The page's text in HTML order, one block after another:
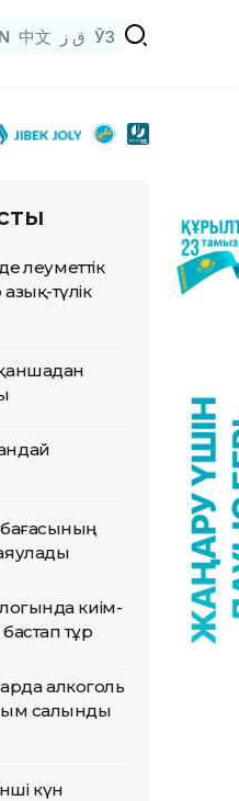
中文 ق ز ЎЗ
әлеуметтік
түлік
бағасының
киім-
тұр
алкоголь
салынды
күн